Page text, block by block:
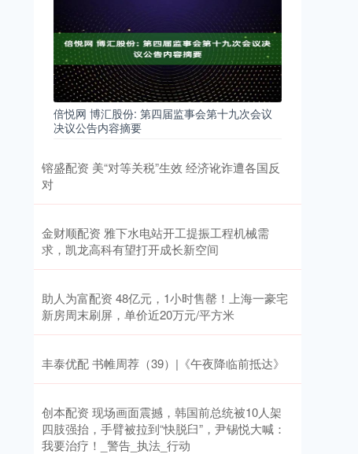
倍悦网 博汇股份: 第四届监事会第十九次会议
决议公告内容摘要
镕盛配资 美“对等关税”生效 经济讹诈遭各国反
对
金财顺配资 雅下水电站开工提振工程机械需
求，凯龙高科有望打开成长新空间
助人为富配资 48亿元，1小时售罄！上海一豪宅
新房周末刷屏，单价近20万元/平方米
丰泰优配 书帷周荐（39）|《午夜降临前抵达》
创本配资 现场画面震撼，韩国前总统被10人架
四肢强抬，手臂被拉到“快脱臼”，尹锡悦大喊：
我要治疗！_警告_执法_行动